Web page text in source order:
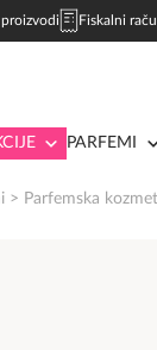
Fiskalni
PARFEMI
> Parfemska